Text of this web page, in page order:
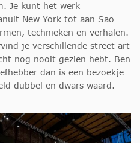
Je kunt het werk
New York tot aan Sao
technieken en verhalen.
je verschillende street art
nog nooit gezien hebt. Ben
dan is een bezoekje
dubbel en dwars waard.